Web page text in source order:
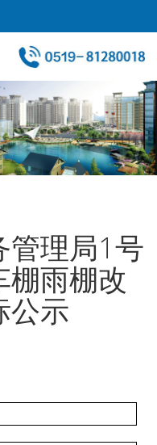
管理局1号
雨棚改
公示